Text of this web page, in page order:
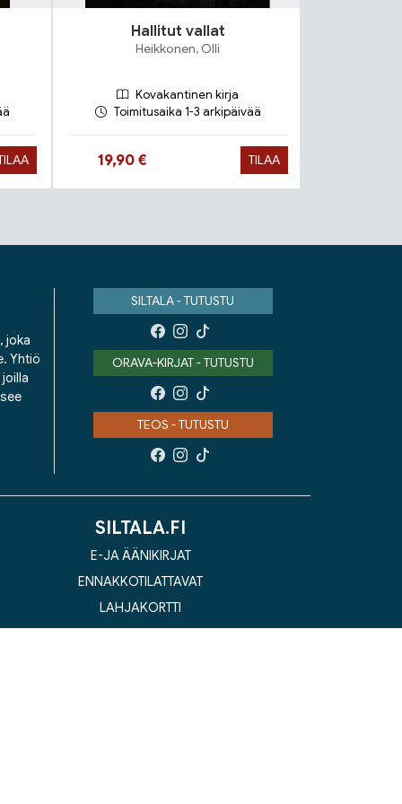
Hallitut vallat
Heikkonen, Olli
Kovakantinen kirja
Toimitusaika 1-3 arkipäivää
Hinta nyt
19,90 € TILAA
joka
Yhtiö
SILTALA - TUTUSTU
ORAVA-KIRJAT - TUTUSTU
TEOS - TUTUSTU
SILTALA.FI
E-JA ÄÄNIKIRJAT
ENNAKKOTILATTAVAT
LAHJAKORTTI